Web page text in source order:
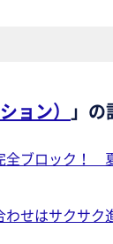
ョン） 」の
全ブロック！
わせはサクサ